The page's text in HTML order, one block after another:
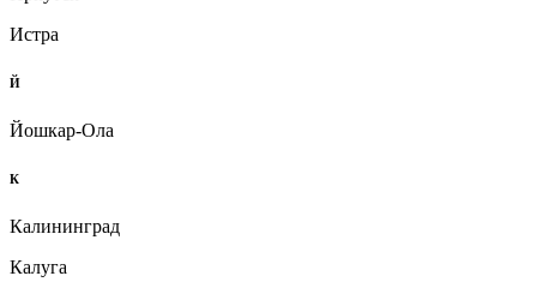
Истра
Й
Йошкар-Ола
К
Калининград
Калуга